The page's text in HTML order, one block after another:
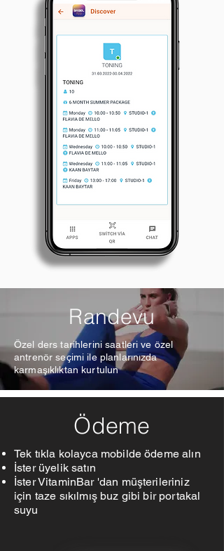
Randevu
Özel ders tarihlerini saatleri ve özel
antrenör seçimi ile planlarınızda
karmaşıklıktan kurtulun
Ödeme
Tek tıkla kolayca mobilde ödeme alın
İster üyelik satın
İster VitaminBar 'dan müşterileriniz
için taze sıkılmış buz gibi bir portakal
suyu